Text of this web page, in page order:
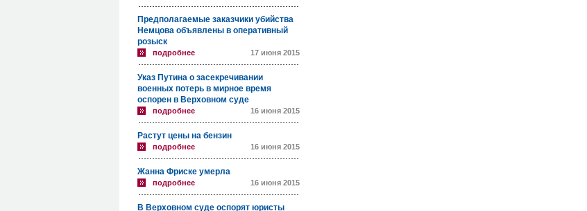
Предполагаемые заказчики убийства
Немцова объявлены в оперативный
розыск
подробнее 17 июня 2015
Указ Путина о засекречивании
военных потерь в мирное время
оспорен в Верховном суде
подробнее 16 июня 2015
Растут цены на бензин
подробнее 16 июня 2015
Жанна Фриске умерла
подробнее 16 июня 2015
В Верховном суде оспорят юристы